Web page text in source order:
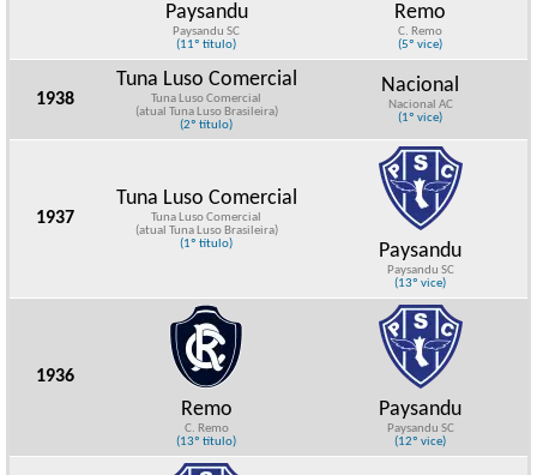
Paysandu
Paysandu SC
(11º título)
Remo
C. Remo
(5º vice)
1938
Tuna Luso Comercial
Tuna Luso Comercial
(atual Tuna Luso Brasileira)
(2º título)
Nacional
Nacional AC
(1º vice)
1937
Tuna Luso Comercial
Tuna Luso Comercial
(atual Tuna Luso Brasileira)
(1º título)
Paysandu
Paysandu SC
(13º vice)
1936
Remo
C. Remo
(13º título)
Paysandu
Paysandu SC
(12º vice)